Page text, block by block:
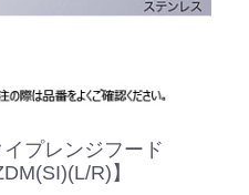
イプレンジフード
R)】